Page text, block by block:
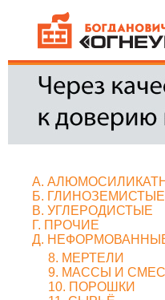
А.
Б. ГЛИНОЗЕМИСТЫЕ
В. УГЛЕРОДИСТЫЕ
Г. ПРОЧИЕ
Д.
8. МЕРТЕЛИ
9. МАССЫ И
10. ПОРОШКИ